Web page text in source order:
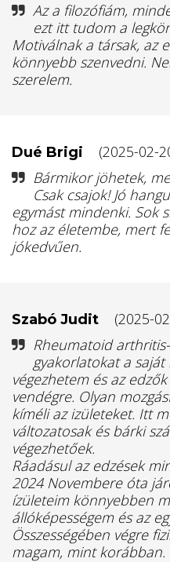
Az a filozófiám,
ezt itt tudom a
Motiválnak a társak, az
könnyebb szenvedni.
szerelem.
Dué Brigi
(2025-02-
Bármikor jöhetek,
Csak csajok! Jó
egymást mindenki. Sok
hoz az életembe, mert
jókedvűen.
Szabó Judit
(2025-
Rheumatoid
gyakorlatokat a saját
végezhetem és az
vendégre. Olyan
kíméli az izületeket. Itt
változatosak és bárki
végezhetőek.
Ráadásul az edzések
2024 Novembere óta
ízületeim könnyebben
állóképességem és az
Összességében végre
magam, mint korábban.